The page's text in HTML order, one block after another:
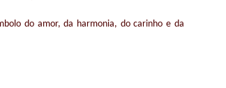
do amor, da harmonia, do carinho e da